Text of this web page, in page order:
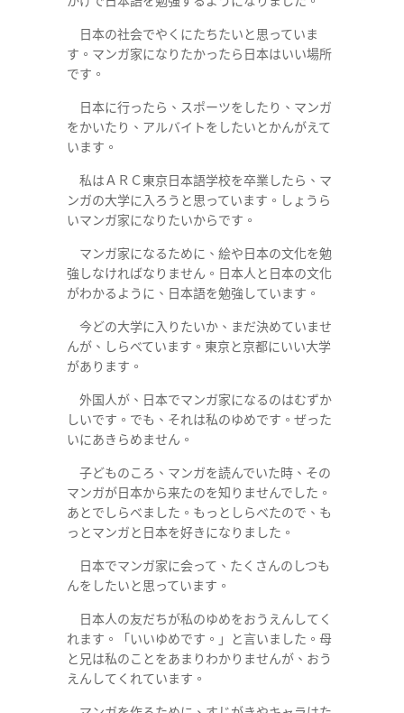
日本の社会でやくにたちたいと思っていま
す。マンガ家になりたかったら日本はいい場所
です。
日本に行ったら、スポーツをしたり、マンガ
をかいたり、アルバイトをしたいとかんがえて
います。
私はＡＲＣ東京日本語学校を卒業したら、マ
ンガの大学に入ろうと思っています。しょうら
いマンガ家になりたいからです。
マンガ家になるために、絵や日本の文化を勉
強しなければなりません。日本人と日本の文化
がわかるように、日本語を勉強しています。
今どの大学に入りたいか、まだ決めていませ
んが、しらべています。東京と京都にいい大学
があります。
外国人が、日本でマンガ家になるのはむずか
しいです。でも、それは私のゆめです。ぜった
いにあきらめません。
子どものころ、マンガを読んでいた時、その
マンガが日本から来たのを知りませんでした。
あとでしらべました。もっとしらべたので、も
っとマンガと日本を好きになりました。
日本でマンガ家に会って、たくさんのしつも
んをしたいと思っています。
日本人の友だちが私のゆめをおうえんしてく
れます。「いいゆめです。」と言いました。母
と兄は私のことをあまりわかりませんが、おう
えんしてくれています。